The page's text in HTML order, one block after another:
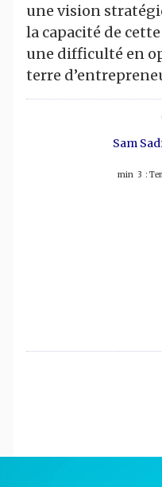
une vision
la capacité de
une difficulté en
terre
Sam
3
min